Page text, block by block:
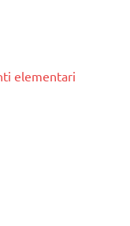
elementari